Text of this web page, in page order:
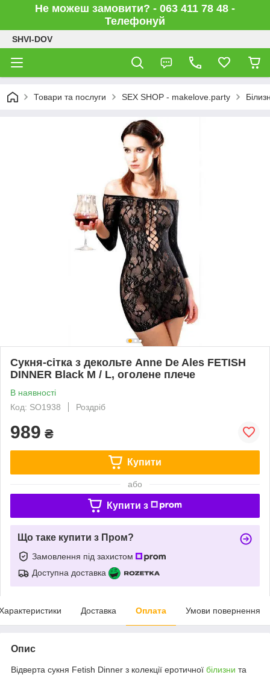
Не можеш замовити? - 063 411 78 48 -
Телефонуй
SHVI-DOV
Товари та послуги SEX SHOP - makelove.party
Сукня-сітка з декольте Anne De Ales FETISH
DINNER Black M / L, оголене плече
В наявності
Код: SO1938
Роздріб
989 ₴
Купити
або
Купити з
Що таке купити з Пром?
Замовлення під захистом
Доступна доставка
Доставка Оплата Умови повернення
Опис
Відверта сукня Fetish Dinner з колекції еротичної білизни та